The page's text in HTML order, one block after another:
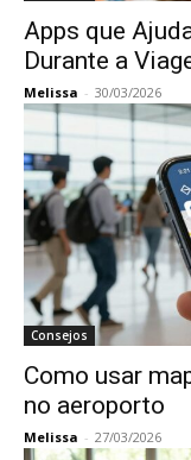
Apps que
Durante a
Melissa - 30/03/2026
Consejos
Como usar
no aeroporto
Melissa - 27/03/2026